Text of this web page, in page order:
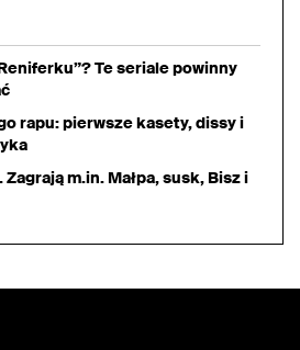
Te seriale powinny
rapu: pierwsze kasety, dissy i
m.in. Małpa, susk, Bisz i